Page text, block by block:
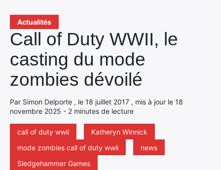
Actualités
Call of Duty WWII, le
casting du mode
zombies dévoilé
Par Simon Delporte , le 18 juillet 2017 , mis à jour le 18
novembre 2025 - 2 minutes de lecture
call of duty wwii
Katheryn Winnick
mode zombies call of duty wwii
news
Sledgehammer Games